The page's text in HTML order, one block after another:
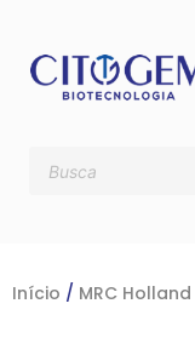
conteúdo
produtos
Início / MRC Holland